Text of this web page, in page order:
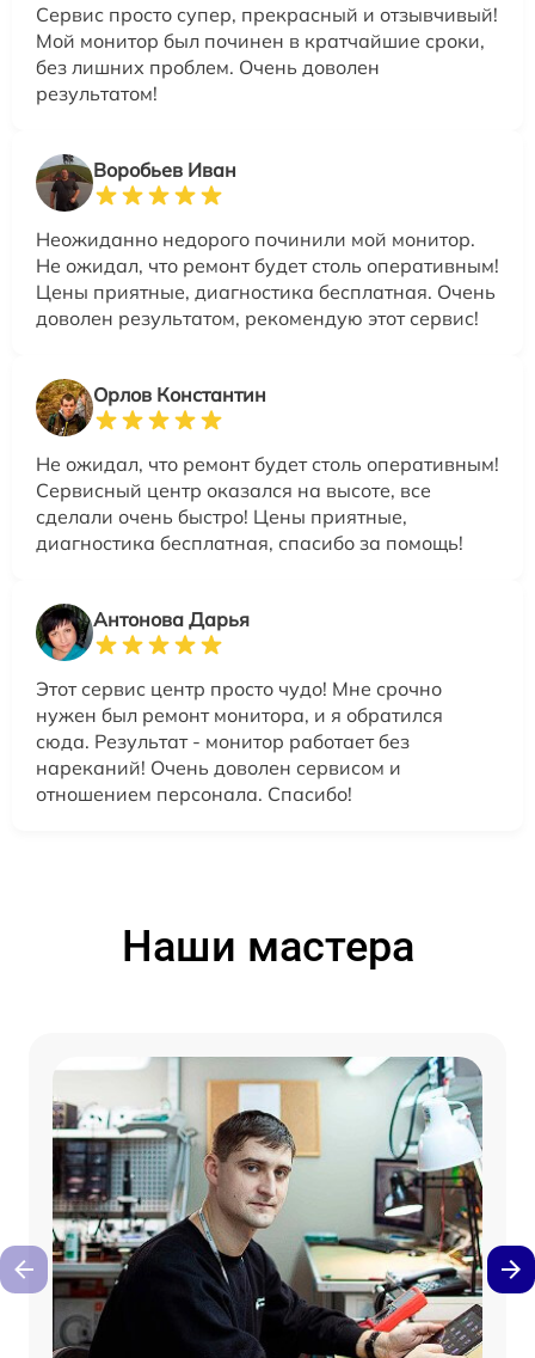
Сервис просто супер, прекрасный и отзывчивый!
Мой монитор был починен в кратчайшие сроки,
без лишних проблем. Очень доволен
результатом!
Воробьев Иван
Неожиданно недорого починили мой монитор.
Не ожидал, что ремонт будет столь оперативным!
Цены приятные, диагностика бесплатная. Очень
доволен результатом, рекомендую этот сервис!
Орлов Константин
Не ожидал, что ремонт будет столь оперативным!
Сервисный центр оказался на высоте, все
сделали очень быстро! Цены приятные,
диагностика бесплатная, спасибо за помощь!
Антонова Дарья
Этот сервис центр просто чудо! Мне срочно
нужен был ремонт монитора, и я обратился
сюда. Результат - монитор работает без
нареканий! Очень доволен сервисом и
отношением персонала. Спасибо!
Наши мастера